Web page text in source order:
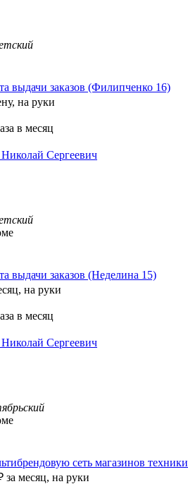
выдачи заказов (Филипченко 16)
на руки
в месяц
Сергеевич
выдачи заказов (Неделина 15)
на руки
в месяц
Сергеевич
сеть магазинов техники
за месяц, на руки